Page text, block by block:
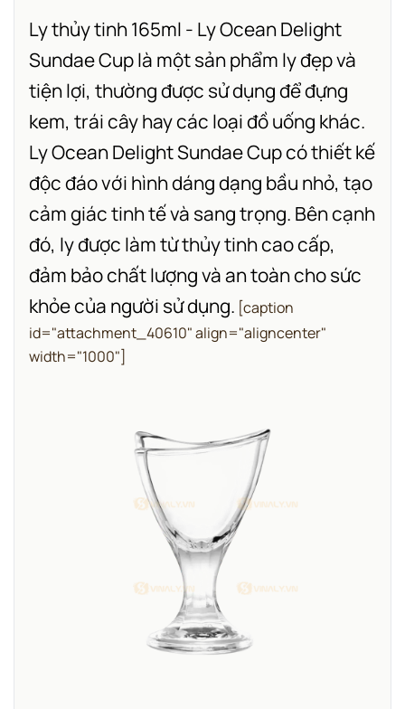
Ly thủy tinh 165ml - Ly Ocean Delight
Sundae Cup là một sản phẩm ly đẹp và
tiện lợi, thường được sử dụng để đựng
kem, trái cây hay các loại đồ uống khác.
Ly Ocean Delight Sundae Cup có thiết kế
độc đáo với hình dáng dạng bầu nhỏ, tạo
cảm giác tinh tế và sang trọng. Bên cạnh
đó, ly được làm từ thủy tinh cao cấp,
đảm bảo chất lượng và an toàn cho sức
khỏe của người sử dụng. [caption
id="attachment_40610" align="aligncenter"
width="1000"]